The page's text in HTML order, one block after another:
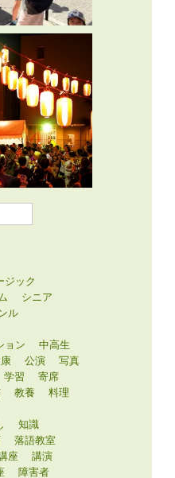
ジック
シニア
ル
ョン
中高生
公演
写真
学習
寄席
教養
料理
知識
落語教室
座
講演
障害者